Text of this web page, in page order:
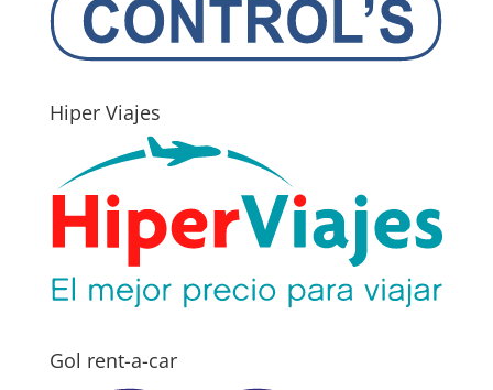
Hiper Viajes
Gol rent-a-car